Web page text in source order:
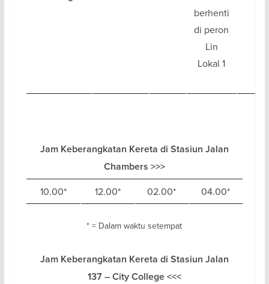
berhenti
di peron
Lin
Lokal 1
Jam Keberangkatan Kereta di Stasiun Jalan
Chambers >>>
10.00* 12.00* 02.00* 04.00*
* = Dalam waktu setempat
Jam Keberangkatan Kereta di Stasiun Jalan
137 – City College <<<